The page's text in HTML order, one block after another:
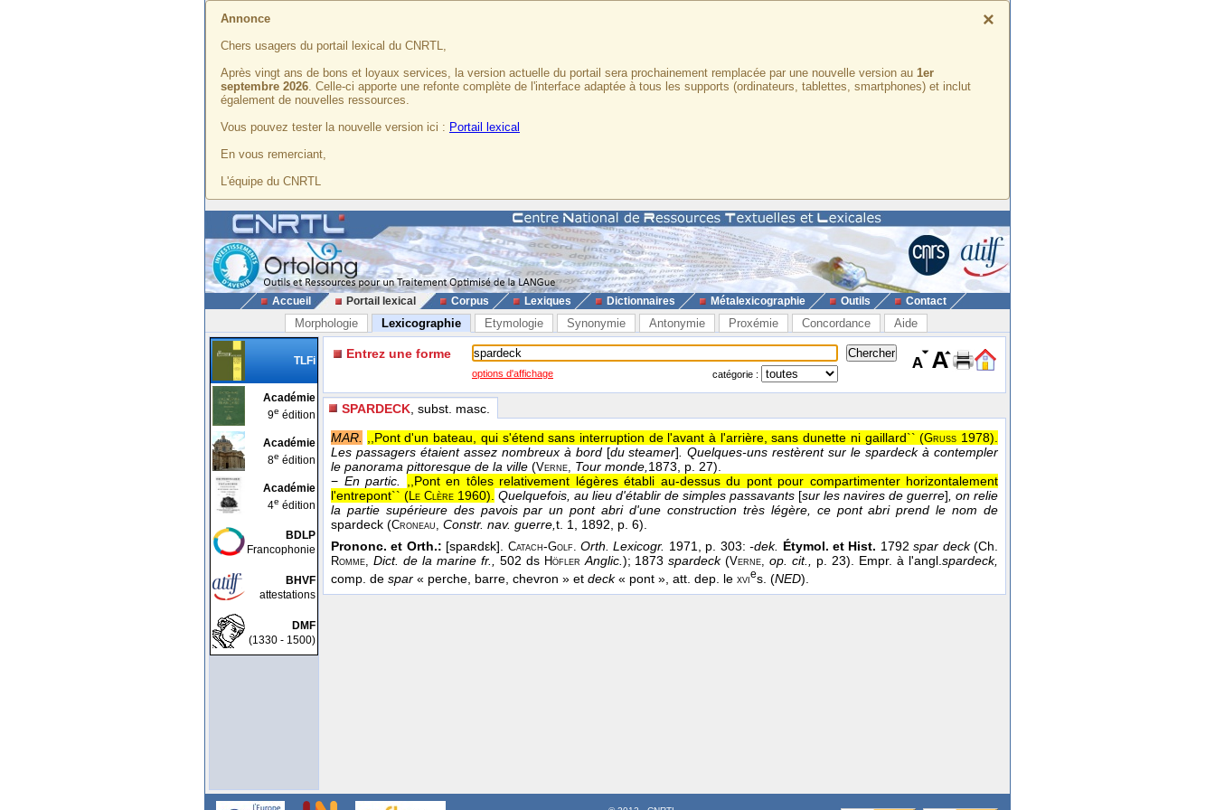
×
Annonce
Chers usagers du portail lexical du CNRTL,
Après vingt ans de bons et loyaux services, la version actuelle du portail sera prochainement remplacée par une nouvelle version au 1er
septembre 2026. Celle-ci apporte une refonte complète de l'interface adaptée à tous les supports (ordinateurs, tablettes, smartphones) et inclut
également de nouvelles ressources.
Vous pouvez tester la nouvelle version ici : Portail lexical
En vous remerciant,
L'équipe du CNRTL
Accueil Portail lexical Corpus Lexiques Dictionnaires Métalexicographie Outils Contact
Morphologie Lexicographie Etymologie Synonymie Antonymie Proxémie Concordance Aide
TLFi
Académie
9e édition
Académie
8e édition
Académie
4e édition
BDLP
Francophonie
BHVF
attestations
DMF
(1330 - 1500)
Entrez une forme
options d'affichage catégorie :
SPARDECK , subst. masc.
MAR. ,,Pont d'un bateau, qui s'étend sans interruption de l'avant à l'arrière, sans dunette ni gaillard`` (Gruss 1978).
Les passagers étaient assez nombreux à bord [du steamer]. Quelques-uns restèrent sur le spardeck à contempler
le panorama pittoresque de la ville (Verne, Tour monde,1873, p. 27).
− En partic.
,,Pont en tôles relativement légères établi au-dessus du pont pour compartimenter horizontalement
l'entrepont`` (Le Clère 1960). Quelquefois, au lieu d'établir de simples passavants [sur les navires de guerre], on relie
la partie supérieure des pavois par un pont abri d'une construction très légère, ce pont abri prend le nom de
spardeck (Croneau, Constr. nav. guerre,t. 1, 1892, p. 6).
Prononc. et Orth.: [spaʀdεk]. Catach-Golf.Orth. Lexicogr. 1971, p. 303:-dek. Étymol. et Hist. 1792spar deck(Ch.
Romme, Dict. de la marine fr., 502 ds HöflerAnglic.); 1873spardeck(Verne,op. cit., p. 23). Empr. à l'angl.spardeck,
comp. de spar « perche, barre, chevron » et deck« pont », att. dep. le xvies. (NED).